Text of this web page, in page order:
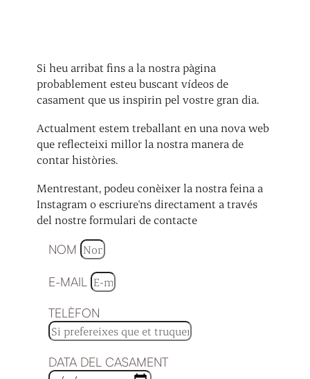
Si heu arribat fins a la nostra pàgina
probablement esteu buscant vídeos de
casament que us inspirin pel vostre gran dia.
Actualment estem treballant en una nova web
que reflecteixi millor la nostra manera de
contar històries.
Mentrestant, podeu conèixer la nostra feina a
Instagram o escriure'ns directament a través
del nostre formulari de contacte
NOM
E-MAIL
TELÈFON
DATA DEL CASAMENT